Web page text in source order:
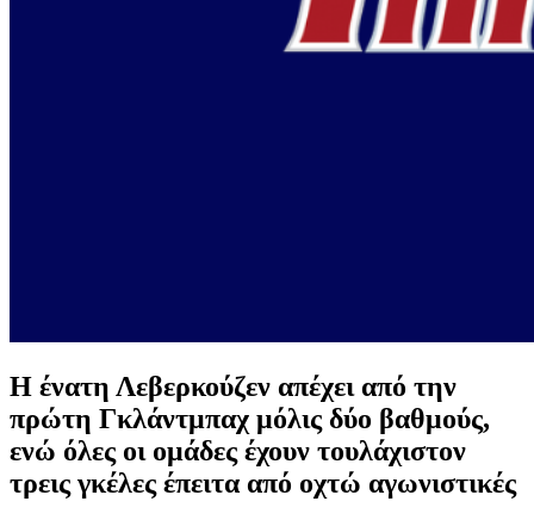
Η ένατη Λεβερκούζεν απέχει από την
πρώτη Γκλάντμπαχ μόλις δύο βαθμούς,
ενώ όλες οι ομάδες έχουν τουλάχιστον
τρεις γκέλες έπειτα από οχτώ αγωνιστικές